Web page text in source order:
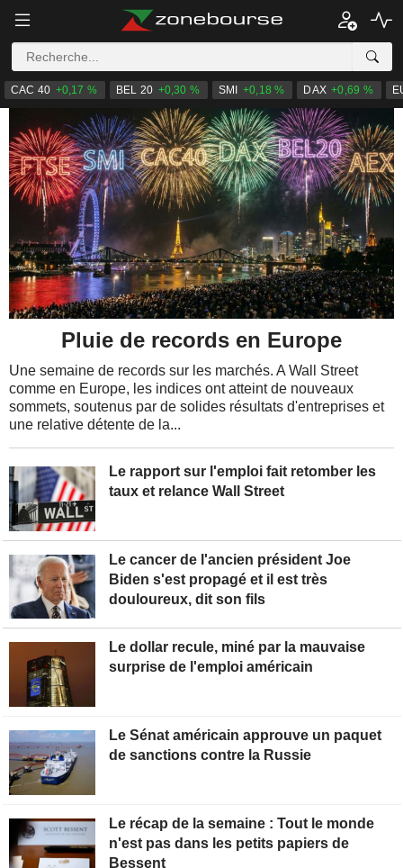
CAC 40 +0,17 % BEL 20 +0,30 % SMI +0,18 % DAX +0,69 %
Le rapport sur l'emploi fait retomber les
taux et relance Wall Street
Le cancer de l'ancien président Joe
Biden s'est propagé et il est très
douloureux, dit son fils
Pluie de records en Europe
Une semaine de records sur les marchés. A Wall Street
comme en Europe, les indices ont atteint de nouveaux
sommets, soutenus par de solides résultats d'entreprises et
une relative détente de la...
Le dollar recule, miné par la mauvaise
surprise de l'emploi américain
Le Sénat américain approuve un paquet
de sanctions contre la Russie
Le récap de la semaine : Tout le monde
n'est pas dans les petits papiers de
Bessent